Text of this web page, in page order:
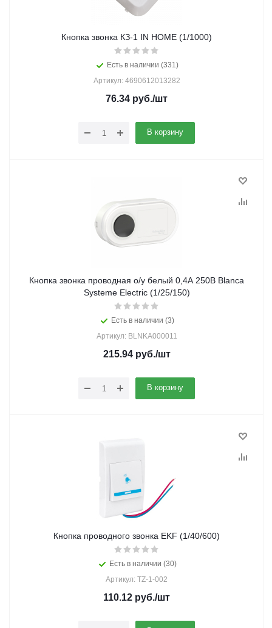
Кнопка звонка КЗ-1 IN HOME (1/1000)
Есть в наличии (331)
Артикул: 4690612013282
76.34 руб./шт
В корзину
Кнопка звонка проводная о/у белый 0,4А 250В Blanca
Systeme Electric (1/25/150)
Есть в наличии (3)
Артикул: BLNKA000011
215.94руб./шт
В корзину
Кнопка проводного звонка EKF (1/40/600)
Есть в наличии (30)
Артикул: TZ-1-002
110.12 руб./шт